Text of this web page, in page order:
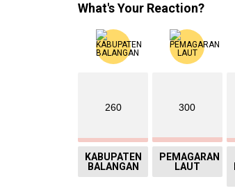
What's Your Reaction?
260
KABUPATEN
BALANGAN
300
PEMAGARAN
LAUT